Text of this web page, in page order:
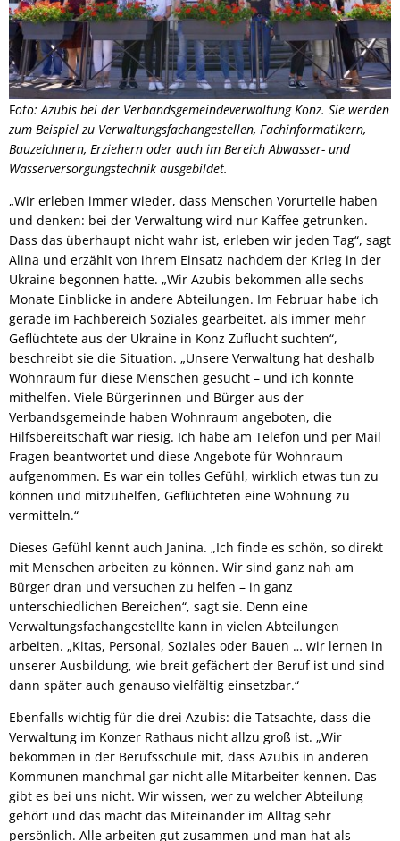
Foto: Azubis bei der Verbandsgemeindeverwaltung Konz. Sie werden
zum Beispiel zu Verwaltungsfachangestellen, Fachinformatikern,
Bauzeichnern, Erziehern oder auch im Bereich Abwasser- und
Wasserversorgungstechnik ausgebildet.
„Wir erleben immer wieder, dass Menschen Vorurteile haben
und denken: bei der Verwaltung wird nur Kaffee getrunken.
Dass das überhaupt nicht wahr ist, erleben wir jeden Tag“, sagt
Alina und erzählt von ihrem Einsatz nachdem der Krieg in der
Ukraine begonnen hatte. „Wir Azubis bekommen alle sechs
Monate Einblicke in andere Abteilungen. Im Februar habe ich
gerade im Fachbereich Soziales gearbeitet, als immer mehr
Geflüchtete aus der Ukraine in Konz Zuflucht suchten“,
beschreibt sie die Situation. „Unsere Verwaltung hat deshalb
Wohnraum für diese Menschen gesucht – und ich konnte
mithelfen. Viele Bürgerinnen und Bürger aus der
Verbandsgemeinde haben Wohnraum angeboten, die
Hilfsbereitschaft war riesig. Ich habe am Telefon und per Mail
Fragen beantwortet und diese Angebote für Wohnraum
aufgenommen. Es war ein tolles Gefühl, wirklich etwas tun zu
können und mitzuhelfen, Geflüchteten eine Wohnung zu
vermitteln.“
Dieses Gefühl kennt auch Janina. „Ich finde es schön, so direkt
mit Menschen arbeiten zu können. Wir sind ganz nah am
Bürger dran und versuchen zu helfen – in ganz
unterschiedlichen Bereichen“, sagt sie. Denn eine
Verwaltungsfachangestellte kann in vielen Abteilungen
arbeiten. „Kitas, Personal, Soziales oder Bauen … wir lernen in
unserer Ausbildung, wie breit gefächert der Beruf ist und sind
dann später auch genauso vielfältig einsetzbar.“
Ebenfalls wichtig für die drei Azubis: die Tatsachte, dass die
Verwaltung im Konzer Rathaus nicht allzu groß ist. „Wir
bekommen in der Berufsschule mit, dass Azubis in anderen
Kommunen manchmal gar nicht alle Mitarbeiter kennen. Das
gibt es bei uns nicht. Wir wissen, wer zu welcher Abteilung
gehört und das macht das Miteinander im Alltag sehr
persönlich. Alle arbeiten gut zusammen und man hat als